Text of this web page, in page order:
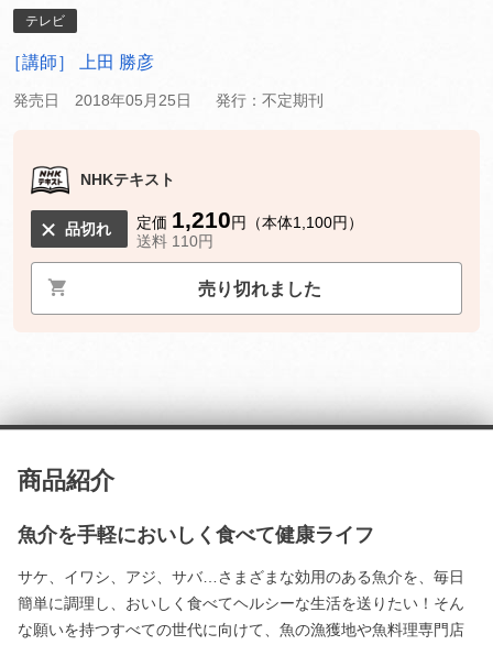
テレビ
［講師］ 上田 勝彦
発売日 2018年05月25日 発行：不定期刊
NHKテキスト
品切れ 定価 1,210円（本体1,100円）
送料 110円
売り切れました
商品紹介
魚介を手軽においしく食べて健康ライフ
サケ、イワシ、アジ、サバ…さまざまな効用のある魚介を、毎日
簡単に調理し、おいしく食べてヘルシーな生活を送りたい！そん
な願いを持つすべての世代に向けて、魚の漁獲地や魚料理専門店